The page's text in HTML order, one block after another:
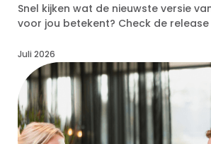
Snel kijken wat de nieuwste versie
voor jou betekent? Check de
Juli 2026